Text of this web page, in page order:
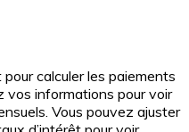
calculer les paiements
vos informations pour voir
Vous pouvez ajuster